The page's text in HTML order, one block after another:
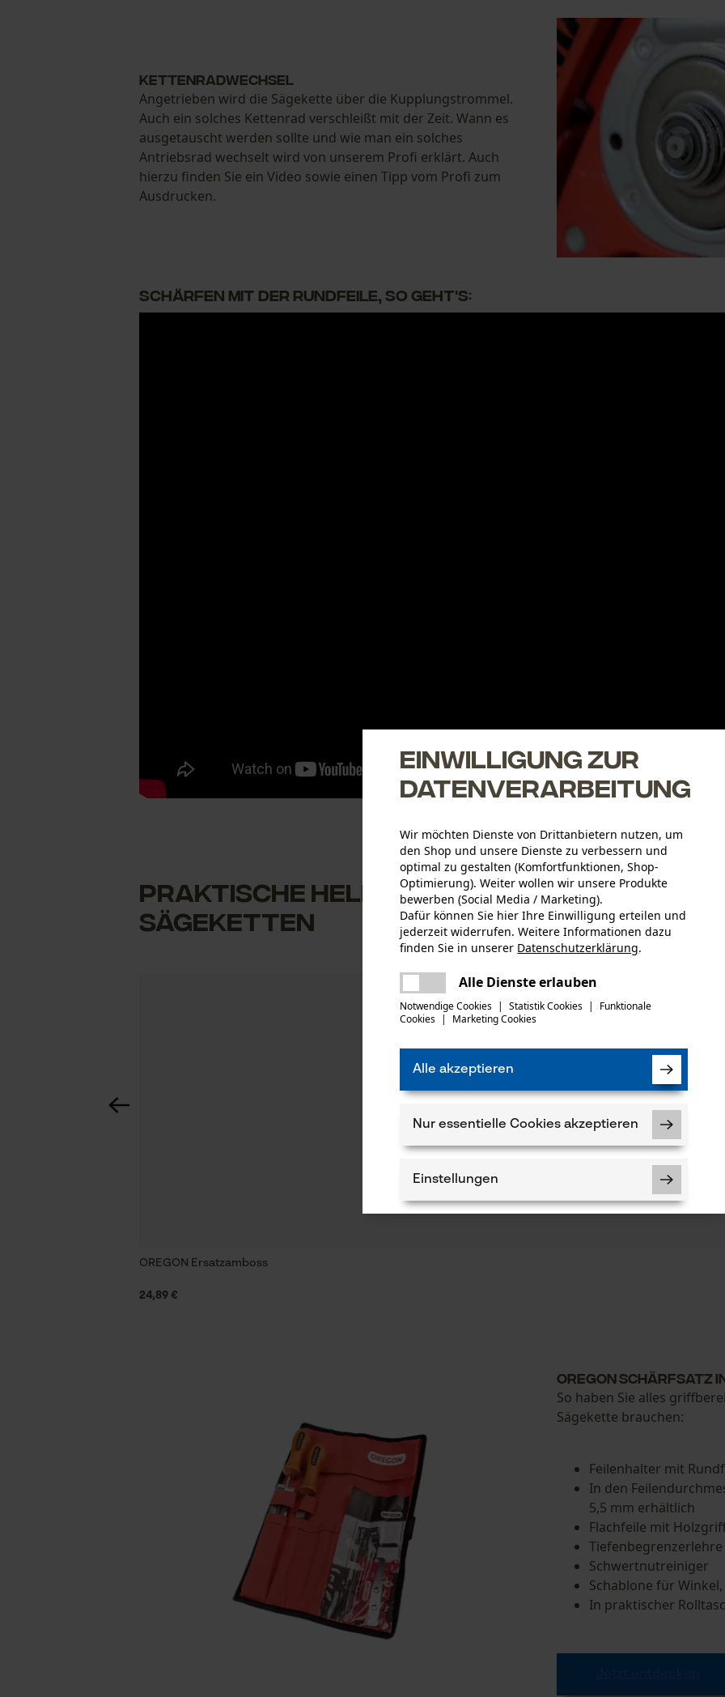
Kettenradwechsel
Angetrieben wird die Sägekette über die Kupplungstrommel.
Auch ein solches Kettenrad verschleißt mit der Zeit. Wann es
ausgetauscht werden sollte und wie man ein solches
Antriebsrad wechselt wird von unserem Profi erklärt. Auch
hierzu finden Sie ein Video sowie einen Tipp vom Profi zum
Ausdrucken.
Schärfen mit der Rundfeile, so geht's:
Praktische Helfer für manuelles
Sägeketten
OREGON Ersatzamboss
24,89 €
Oregon Schärfsatz
So haben Sie alles
Sägekette brauchen:
Feilenhalter mit
In den
5,5 mm erhältlich
Flachfeile mit
Tiefenbegrenzerlehre
Schwertnutreiniger
Schablone für
In praktischer
Einwilligung zur
Datenverarbeitung
Wir möchten Dienste von Drittanbietern nutzen, um
den Shop und unsere Dienste zu verbessern und
optimal zu gestalten (Komfortfunktionen, Shop-
Optimierung). Weiter wollen wir unsere Produkte
bewerben (Social Media / Marketing).
Dafür können Sie hier Ihre Einwilligung erteilen und
jederzeit widerrufen. Weitere Informationen dazu
finden Sie in unserer Datenschutzerklärung.
Alle Dienste erlauben
Notwendige Cookies | Statistik Cookies |
Funktionale
Cookies | Marketing Cookies
Alle akzeptieren
Nur essentielle Cookies akzeptieren
Einstellungen
Prüfung setzen von Cookies
Es ist ein Fehler aufgetreten. Bitte
versuchen Sie es erneut.
teilen
mail